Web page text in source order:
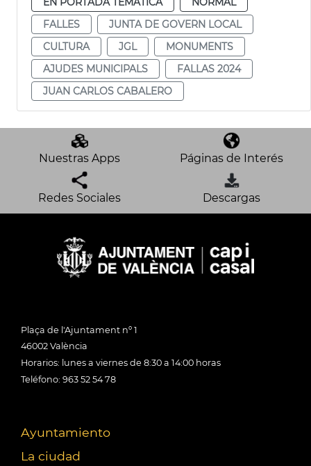
FALLES
JUNTA DE GOVERN LOCAL
CULTURA
JGL
MONUMENTS
AJUDES MUNICIPALS
FALLAS 2024
JUAN CARLOS CABALERO
Nuestras Apps Páginas de Interés
Redes Sociales Descargas
Plaça de l'Ajuntament nº 1
46002 València
Horarios: lunes a viernes de 8:30 a 14:00 horas
Teléfono: 963 52 54 78
Ayuntamiento
La ciudad